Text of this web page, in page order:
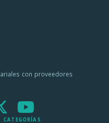
con proveedores
CATEGORÍAS